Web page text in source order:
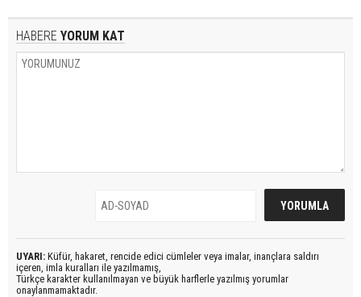
HABERE YORUM KAT
UYARI: Küfür, hakaret, rencide edici cümleler veya imalar, inançlara saldırı
içeren, imla kuralları ile yazılmamış,
Türkçe karakter kullanılmayan ve büyük harflerle yazılmış yorumlar
onaylanmamaktadır.